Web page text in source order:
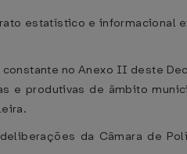
estatístico e informacional
no Anexo II deste
e produtivas de âmbito
da Câmara de